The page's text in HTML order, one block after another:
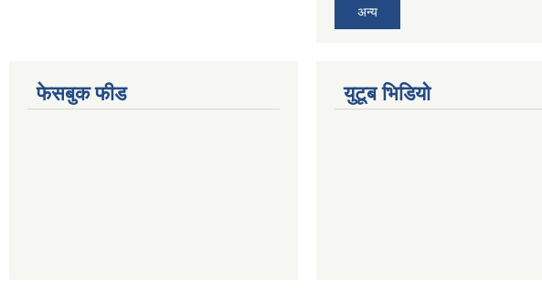
अन्य
फेसबुक फीड युटूब भिडियो